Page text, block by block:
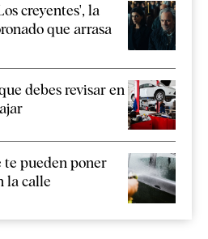
creyentes', la
que arrasa
debes revisar en
te pueden poner
la calle